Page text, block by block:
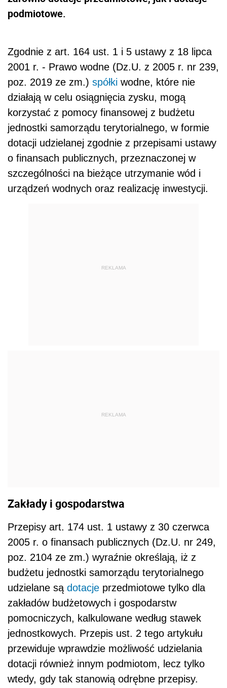
podmiotowe.
Zgodnie z art. 164 ust. 1 i 5 ustawy z 18 lipca
2001 r. - Prawo wodne (Dz.U. z 2005 r. nr 239,
poz. 2019 ze zm.) spółki wodne, które nie
działają w celu osiągnięcia zysku, mogą
korzystać z pomocy finansowej z budżetu
jednostki samorządu terytorialnego, w formie
dotacji udzielanej zgodnie z przepisami ustawy
o finansach publicznych, przeznaczonej w
szczególności na bieżące utrzymanie wód i
urządzeń wodnych oraz realizację inwestycji.
REKLAMA
REKLAMA
Zakłady i gospodarstwa
Przepisy art. 174 ust. 1 ustawy z 30 czerwca
2005 r. o finansach publicznych (Dz.U. nr 249,
poz. 2104 ze zm.) wyraźnie określają, iż z
budżetu jednostki samorządu terytorialnego
udzielane są dotacje przedmiotowe tylko dla
zakładów budżetowych i gospodarstw
pomocniczych, kalkulowane według stawek
jednostkowych. Przepis ust. 2 tego artykułu
przewiduje wprawdzie możliwość udzielania
dotacji również innym podmiotom, lecz tylko
wtedy, gdy tak stanowią odrębne przepisy.